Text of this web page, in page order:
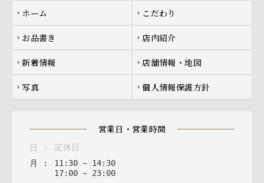
Footer navigation
chevron_right ホーム chevron_right こだわり
chevron_right お品書き chevron_right 店内紹介
chevron_right 新着情報 chevron_right 店舗情報・地図
chevron_right 写真 chevron_right 個人情報保護方針
営業日・営業時間
日 :
定休日
月
: 11: 30 ~ 14: 30
17: 00 ~ 23: 00